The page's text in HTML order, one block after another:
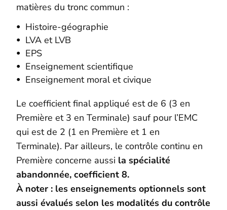
matières du tronc commun :
Histoire-géographie
LVA et LVB
EPS
Enseignement scientifique
Enseignement moral et civique
Le coefficient final appliqué est de 6 (3 en
Première et 3 en Terminale) sauf pour l’EMC
qui est de 2 (1 en Première et 1 en
Terminale). Par ailleurs, le contrôle continu en
Première concerne aussi la spécialité
abandonnée, coefficient 8.
À noter : les enseignements optionnels sont
aussi évalués selon les modalités du contrôle